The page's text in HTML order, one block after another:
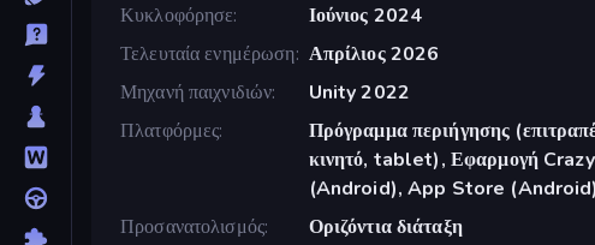
Κυκλοφόρησε
Ιούνιος 2024
Τελευταία ενημέρωση Απρίλιος 2026
Μηχανή παιχνιδιών
Unity 2022
Πλατφόρμες
Πρόγραμμα περιήγησης
κινητό, tablet), Εφαρμογή
(Android), App Store (Android)
Προσανατολισμός
Οριζόντια διάταξη